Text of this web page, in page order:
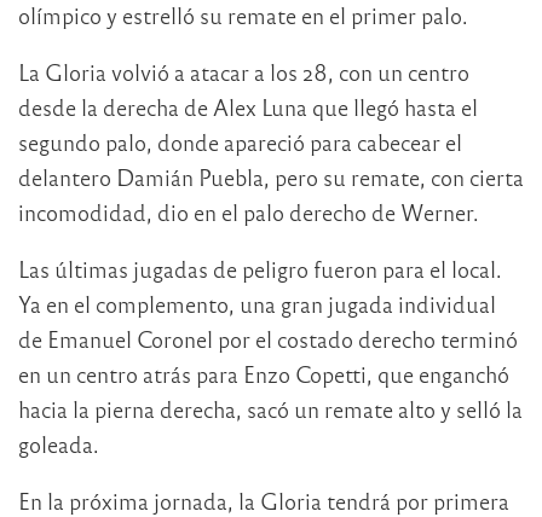
olímpico y estrelló su remate en el primer palo.
La Gloria volvió a atacar a los 28, con un centro
desde la derecha de Alex Luna que llegó hasta el
segundo palo, donde apareció para cabecear el
delantero Damián Puebla, pero su remate, con cierta
incomodidad, dio en el palo derecho de Werner.
Las últimas jugadas de peligro fueron para el local.
Ya en el complemento, una gran jugada individual
de Emanuel Coronel por el costado derecho terminó
en un centro atrás para Enzo Copetti, que enganchó
hacia la pierna derecha, sacó un remate alto y selló la
goleada.
En la próxima jornada, la Gloria tendrá por primera